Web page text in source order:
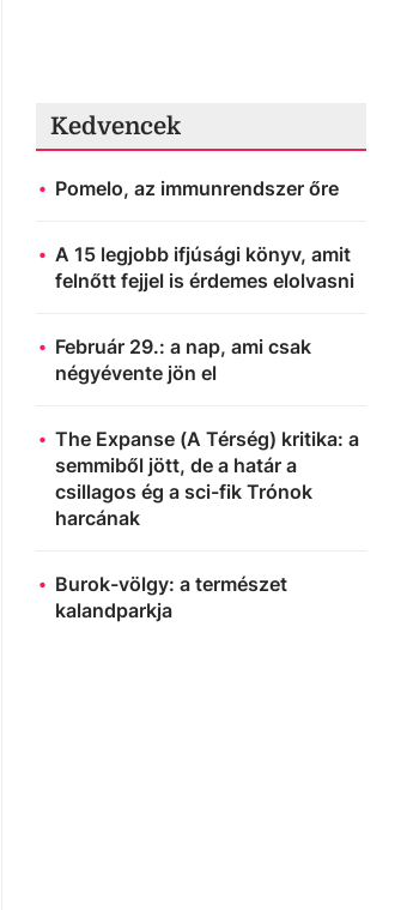
Kedvencek
Pomelo, az immunrendszer őre
A 15 legjobb ifjúsági könyv, amit
felnőtt fejjel is érdemes elolvasni
Február 29.: a nap, ami csak
négyévente jön el
The Expanse (A Térség) kritika: a
semmiből jött, de a határ a
csillagos ég a sci-fik Trónok
harcának
Burok-völgy: a természet
kalandparkja